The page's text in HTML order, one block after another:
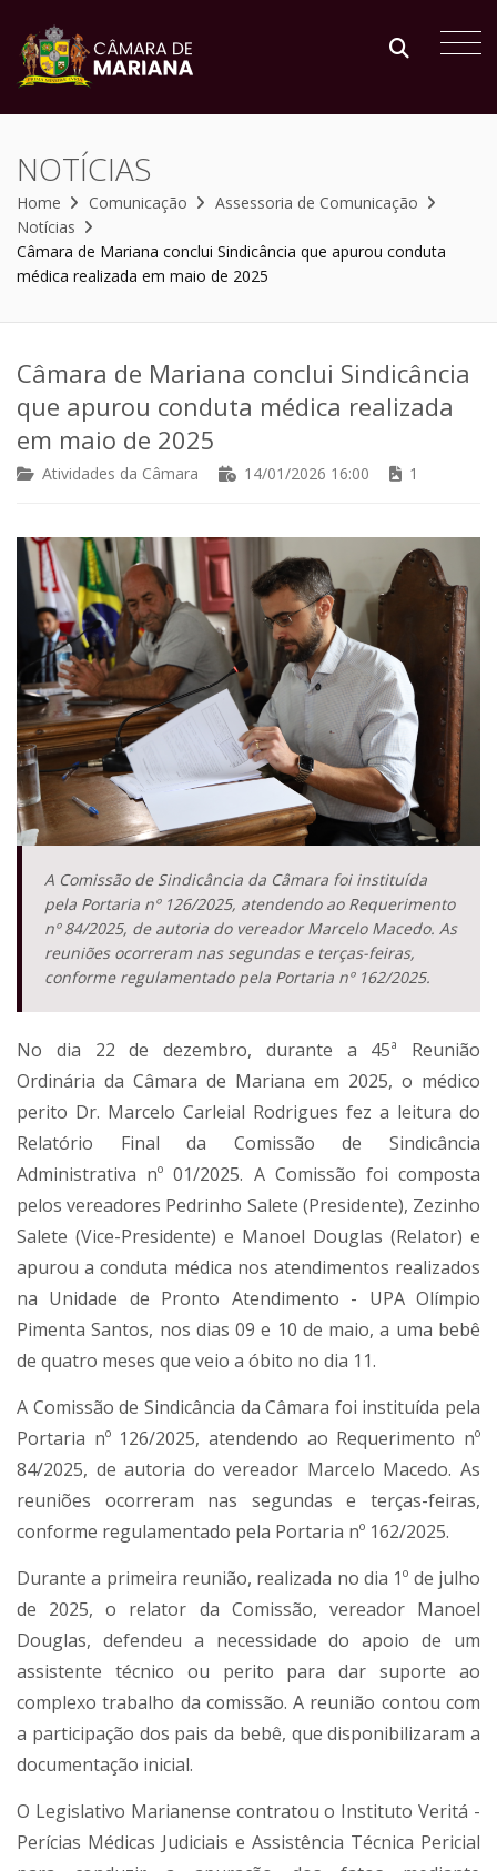
NOTÍCIAS
Home Comunicação
Assessoria de Comunicação
Notícias
Câmara de Mariana conclui Sindicância que apurou conduta
médica realizada em maio de 2025
Câmara de Mariana conclui Sindicância
que apurou conduta médica realizada
em maio de 2025
Atividades da Câmara 14/01/2026 16:00 1
A Comissão de Sindicância da Câmara foi instituída
pela Portaria nº 126/2025, atendendo ao Requerimento
nº 84/2025, de autoria do vereador Marcelo Macedo. As
reuniões ocorreram nas segundas e terças-feiras,
conforme regulamentado pela Portaria nº 162/2025.
No dia 22 de dezembro, durante a 45ª Reunião
Ordinária da Câmara de Mariana em 2025, o médico
perito Dr. Marcelo Carleial Rodrigues fez a leitura do
Relatório Final da Comissão de Sindicância
Administrativa nº 01/2025. A Comissão foi composta
pelos vereadores Pedrinho Salete (Presidente), Zezinho
Salete (Vice-Presidente) e Manoel Douglas (Relator) e
apurou a conduta médica nos atendimentos realizados
na Unidade de Pronto Atendimento - UPA Olímpio
Pimenta Santos, nos dias 09 e 10 de maio, a uma bebê
de quatro meses que veio a óbito no dia 11.
A Comissão de Sindicância da Câmara foi instituída pela
Portaria nº 126/2025, atendendo ao Requerimento nº
84/2025, de autoria do vereador Marcelo Macedo. As
reuniões ocorreram nas segundas e terças-feiras,
conforme regulamentado pela Portaria nº 162/2025.
Durante a primeira reunião, realizada no dia 1º de julho
de 2025, o relator da Comissão, vereador Manoel
Douglas, defendeu a necessidade do apoio de um
assistente técnico ou perito para dar suporte ao
complexo trabalho da comissão. A reunião contou com
a participação dos pais da bebê, que disponibilizaram a
documentação inicial.
O Legislativo Marianense contratou o Instituto Veritá -
Perícias Médicas Judiciais e Assistência Técnica Pericial